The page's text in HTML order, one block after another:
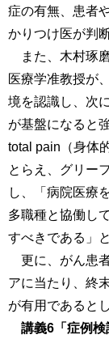
症の有無、患者
かりつけ医が判
また、木村琢
医療学准教授が
境を認識し、次
が基盤になると
total pain（身体
とらえ、グリー
し、「病院医療
多職種と協働し
すべきである」
更に、がん患
アに当たり、終
が有用であるとし
講義6「症例検